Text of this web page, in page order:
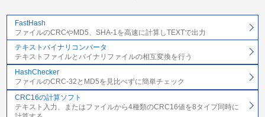
FastHash
ファイルのCRCやMD5、SHA-1を高速に計算しTEXTで出力
テキストバイナリコンバータ
テキストファイルとバイナリファイルの相互変換を行う
HashChecker
ファイルのCRC-32とMD5を見比べずに簡単チェック
CRC16の計算ソフト
テキスト入力、またはファイルから4種類のCRC16値を8タイプ同時に